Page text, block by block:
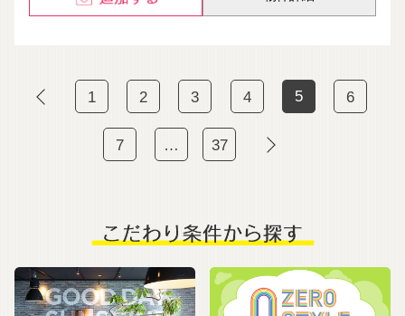
1 2 3 4 5 6
7 … 37